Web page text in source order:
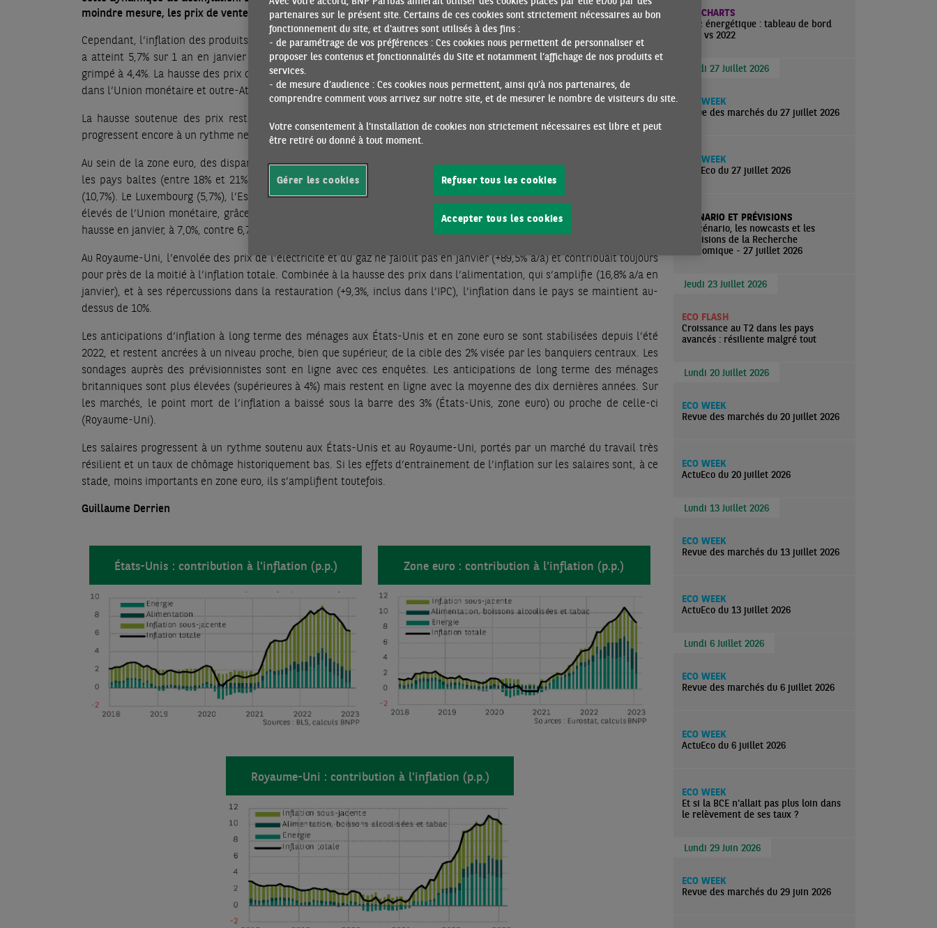
moindre mesure, les prix de ventes, indiquent, en effet, des pressions inflationnistes en voie de diminution.
Cependant, l’inflation des produits alimentaires ne faiblit pas, et celle dans les services s’accentue. Aux États-Unis, elle
a atteint 5,7% sur 1 an en janvier selon l’IPC et 7,6% selon le PCE, tandis que l’IPCH correspondant en zone euro est
grimpé à 4,4%. La hausse des prix dans les services a ralenti au Royaume-Uni en janvier, mais reste plus importante que
dans l’Union monétaire et outre-Atlantique, à 6,0%.
La hausse soutenue des prix reste très généralisée. La majorité, sinon l’ensemble, des postes de la consommation
progressent encore à un rythme nettement supérieur à 2% sur un an.
Au sein de la zone euro, des disparités importantes existent entre les pays. Le rythme d’inflation reste très élevé dans
les pays baltes (entre 18% et 21%), en Slovaquie (15,1%) et dans une moindre mesure en Autriche (11,5%) et en Italie
(10,7%). Le Luxembourg (5,7%), l’Espagne (5,9%) et Malte (6,8%) enregistraient, en janvier, les hausses de prix les moins
élevés de l’Union monétaire, grâce à une inflation sur l’énergie qui s’est dissipée. En France, l’inflation est repartie à la
hausse en janvier, à 7,0%, contre 6,7% le mois précédent.
Au Royaume-Uni, l’envolée des prix de l’électricité et du gaz ne faiblit pas en janvier (+89,5% a/a) et contribuait toujours
pour près de la moitié à l’inflation totale. Combinée à la hausse des prix dans l’alimentation, qui s’amplifie (16,8% a/a en
janvier), et à ses répercussions dans la restauration (+9,3%, inclus dans l’IPC), l’inflation dans le pays se maintient au-
dessus de 10%.
Les anticipations d’inflation à long terme des ménages aux États-Unis et en zone euro se sont stabilisées depuis l’été
2022, et restent ancrées à un niveau proche, bien que supérieur, de la cible des 2% visée par les banquiers centraux. Les
sondages auprès des prévisionnistes sont en ligne avec ces enquêtes. Les anticipations de long terme des ménages
britanniques sont plus élevées (supérieures à 4%) mais restent en ligne avec la moyenne des dix dernières années. Sur
les marchés, le point mort de l’inflation a baissé sous la barre des 3% (États-Unis, zone euro) ou proche de celle-ci
(Royaume-Uni).
Les salaires progressent à un rythme soutenu aux États-Unis et au Royaume-Uni, portés par un marché du travail très
résilient et un taux de chômage historiquement bas. Si les effets d’entrainement de l’inflation sur les salaires sont, à ce
stade, moins importants en zone euro, ils s’amplifient toutefois.
Guillaume Derrien
États-Unis : contribution à l'inflation (p.p.) Zone euro : contribution à l'inflation (p.p.)
Royaume-Uni : contribution à l'inflation (p.p.)
ECO CHARTS
Choc énergétique : tableau de bord
2026 vs 2022
Lundi 27 Juillet 2026
ECO WEEK
Revue des marchés du 27 juillet 2026
ECO WEEK
ActuEco du 27 juillet 2026
SCÉNARIO ET PRÉVISIONS
Le scénario, les nowcasts et les
prévisions de la Recherche
économique - 27 juillet 2026
Jeudi 23 Juillet 2026
ECO FLASH
Croissance au T2 dans les pays
avancés : résiliente malgré tout
Lundi 20 Juillet 2026
ECO WEEK
Revue des marchés du 20 juillet 2026
ECO WEEK
ActuEco du 20 juillet 2026
Lundi 13 Juillet 2026
ECO WEEK
Revue des marchés du 13 juillet 2026
ECO WEEK
ActuEco du 13 juillet 2026
Lundi 6 Juillet 2026
ECO WEEK
Revue des marchés du 6 juillet 2026
ECO WEEK
ActuEco du 6 juillet 2026
ECO WEEK
Et si la BCE n'allait pas plus loin dans
le relèvement de ses taux ?
Lundi 29 Juin 2026
ECO WEEK
Revue des marchés du 29 juin 2026
partenaires sur le présent site. Certains de ces cookies sont strictement nécessaires au bon
fonctionnement du site, et d'autres sont utilisés à des fins :
- de paramétrage de vos préférences : Ces cookies nous permettent de personnaliser et
proposer les contenus et fonctionnalités du Site et notamment l’affichage de nos produits et
services.
- de mesure d’audience : Ces cookies nous permettent, ainsi qu'à nos partenaires, de
comprendre comment vous arrivez sur notre site, et de mesurer le nombre de visiteurs du site.
Votre consentement à l'installation de cookies non strictement nécessaires est libre et peut
être retiré ou donné à tout moment.
Refuser tous les cookies
Accepter tous les cookies
Gérer les cookies